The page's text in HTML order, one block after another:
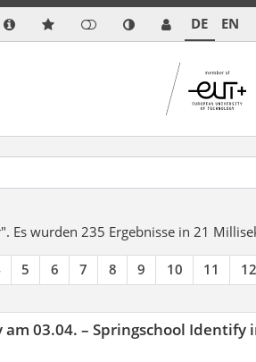
DE EN
Es wurden 235 Ergebnisse in 21
5 6 7 8 9 10 11 12
am 03.04. – Springschool